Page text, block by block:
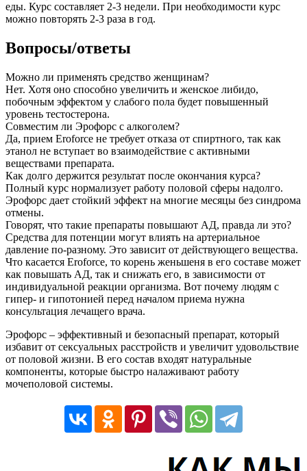
еды. Курс составляет 2-3 недели. При необходимости курс
можно повторять 2-3 раза в год.
Вопросы/ответы
Можно ли применять средство женщинам?
Нет. Хотя оно способно увеличить и женское либидо,
побочным эффектом у слабого пола будет повышенный
уровень тестостерона.
Совместим ли Эрофорс с алкоголем?
Да, прием Eroforce не требует отказа от спиртного, так как
этанол не вступает во взаимодействие с активными
веществами препарата.
Как долго держится результат после окончания курса?
Полный курс нормализует работу половой сферы надолго.
Эрофорс дает стойкий эффект на многие месяцы без синдрома
отмены.
Говорят, что такие препараты повышают АД, правда ли это?
Средства для потенции могут влиять на артериальное
давление по-разному. Это зависит от действующего вещества.
Что касается Eroforce, то корень женьшеня в его составе может
как повышать АД, так и снижать его, в зависимости от
индивидуальной реакции организма. Вот почему людям с
гипер- и гипотонией перед началом приема нужна
консультация лечащего врача.
Эрофорс – эффективный и безопасный препарат, который
избавит от сексуальных расстройств и увеличит удовольствие
от половой жизни. В его состав входят натуральные
компоненты, которые быстро налаживают работу
мочеполовой системы.